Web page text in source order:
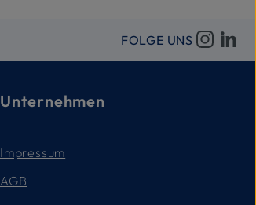
FOLGE UNS
Unternehmen
Impressum
AGB